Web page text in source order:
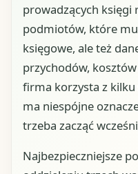
prowadzących księgi
podmiotów, które
księgowe, ale też
przychodów,
firma korzysta z
ma niespójne
trzeba zacząć
Najbezpieczniejsze